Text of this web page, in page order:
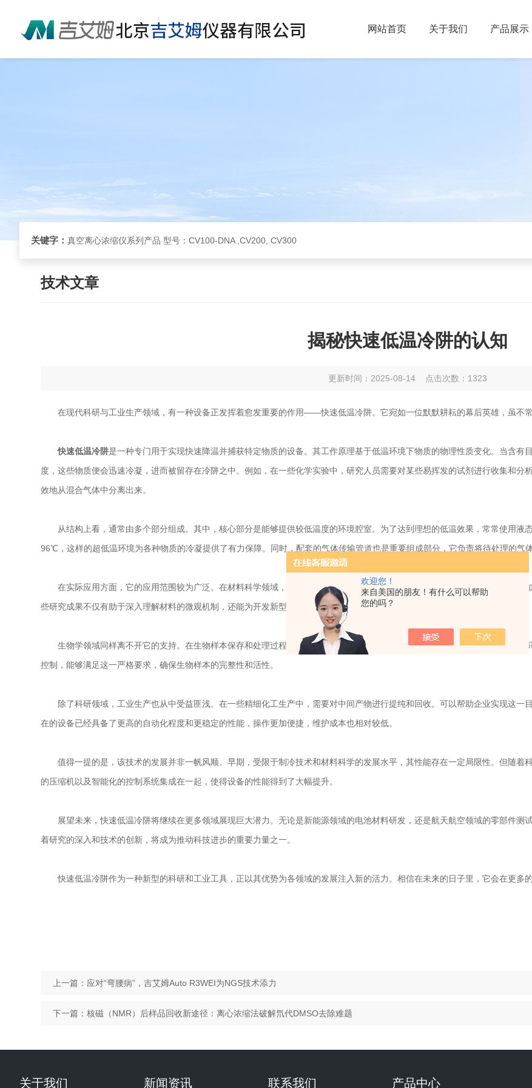
欢迎您！
来自美国的朋友！有什么可以帮助
您的吗？
网站首页 关于我们 产品展示
关键字：真空离心浓缩仪系列产品 型号：CV100-DNA ,CV200, CV300
技术文章
揭秘快速低温冷阱的认知
更新时间：2025-08-14 点击次数：1323
在现代科研与工业生产领域，有一种设备正发挥着愈发重要的作用——快速低温冷阱。它宛如一位默默耕耘的幕后英雄，虽不常
快速低温冷阱是一种专门用于实现快速降温并捕获特定物质的设备。其工作原理基于低温环境下物质的物理性质变化。当含有
度，这些物质便会迅速冷凝，进而被留存在冷阱之中。例如，在一些化学实验中，研究人员需要对某些易挥发的试剂进行收集和
效地从混合气体中分离出来。
从结构上看，通常由多个部分组成。其中，核心部分是能够提供较低温度的环境腔室。为了达到理想的低温效果，常常使用液
96℃，这样的超低温环境为各种物质的冷凝提供了有力保障。同时，配套的气体传输管道也是重要组成部分，它负责将待处理的气
在实际应用方面，它的应用范围较为广泛。在材料科学领域，科学家们利用它来研究新材料在不同低温条件下的性能表现。比
些研究成果不仅有助于深入理解材料的微观机制，还能为开发新型高性能材料提供依据。
生物学领域同样离不开它的支持。在生物样本保存和处理过程中，需要在较短时间内将样品冷却到很低的温度，以防止细胞组
控制，能够满足这一严格要求，确保生物样本的完整性和活性。
除了科研领域，工业生产也从中受益匪浅。在一些精细化工生产中，需要对中间产物进行提纯和回收。可以帮助企业实现这一
在的设备已经具备了更高的自动化程度和更稳定的性能，操作更加便捷，维护成本也相对较低。
值得一提的是，该技术的发展并非一帆风顺。早期，受限于制冷技术和材料科学的发展水平，其性能存在一定局限性。但随着
的压缩机以及智能化的控制系统集成在一起，使得设备的性能得到了大幅提升。
展望未来，快速低温冷阱将继续在更多领域展现巨大潜力。无论是新能源领域的电池材料研发，还是航天航空领域的零部件测
着研究的深入和技术的创新，将成为推动科技进步的重要力量之一。
快速低温冷阱作为一种新型的科研和工业工具，正以其优势为各领域的发展注入新的活力。相信在未来的日子里，它会在更多
上一篇： 应对“弯腰病”，吉艾姆Auto R3WEI为NGS技术添力
下一篇：核磁（NMR）后样品回收新途径：离心浓缩法破解氘代DMSO去除难题
关于我们 新闻资讯 联系我们 产品中心